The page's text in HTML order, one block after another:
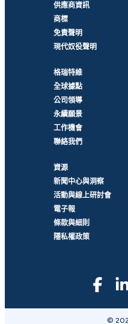
供應商資訊
商標
免責聲明
現代奴役聲明
格瑞特維
全球據點
公司領導
永續願景
工作機會
聯絡我們
資源
新聞中心與洞察
活動與線上研討會
電子報
條款與細則
隱私權政策
©